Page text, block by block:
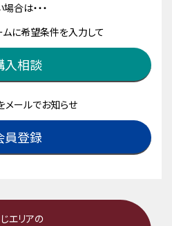
合は・・・
に希望条件を入力して
入相談
メールでお知らせ
員登録
エリアの